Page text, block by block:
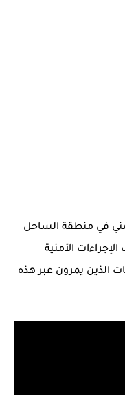
في منطقة الساحل
الأمنية
الذين يمرون عبر هذه